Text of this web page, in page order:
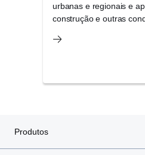
urbanas e regionais e
construção e outras
Produtos